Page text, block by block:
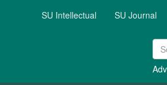
SU Intellectual SU Journal